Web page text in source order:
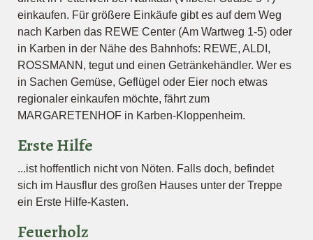
einkaufen. Für größere Einkäufe gibt es auf dem Weg
nach Karben das REWE Center (Am Wartweg 1-5) oder
in Karben in der Nähe des Bahnhofs: REWE, ALDI,
ROSSMANN, tegut und einen Getränkehändler. Wer es
in Sachen Gemüse, Geflügel oder Eier noch etwas
regionaler einkaufen möchte, fährt zum
MARGARETENHOF in Karben-Kloppenheim.
Erste Hilfe
...ist hoffentlich nicht von Nöten. Falls doch, befindet
sich im Hausflur des großen Hauses unter der Treppe
ein Erste Hilfe-Kasten.
Feuerholz